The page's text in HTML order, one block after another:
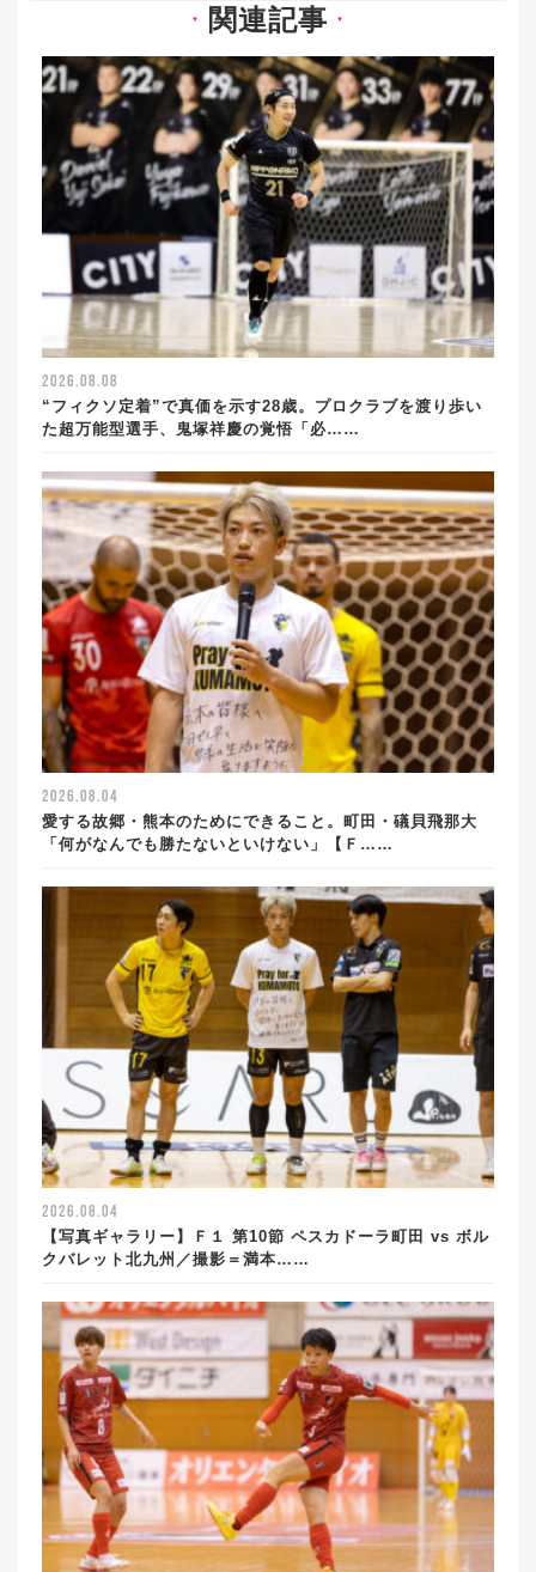
▼ 関連記事 ▼
2026.08.08
“フィクソ定着”で真価を示す28歳。プロクラブを渡り歩い
た超万能型選手、鬼塚祥慶の覚悟「必……
2026.08.04
愛する故郷・熊本のためにできること。町田・礒貝飛那大
「何がなんでも勝たないといけない」【Ｆ……
2026.08.04
【写真ギャラリー】Ｆ１ 第10節 ペスカドーラ町田 vs ボル
クバレット北九州／撮影＝満本……